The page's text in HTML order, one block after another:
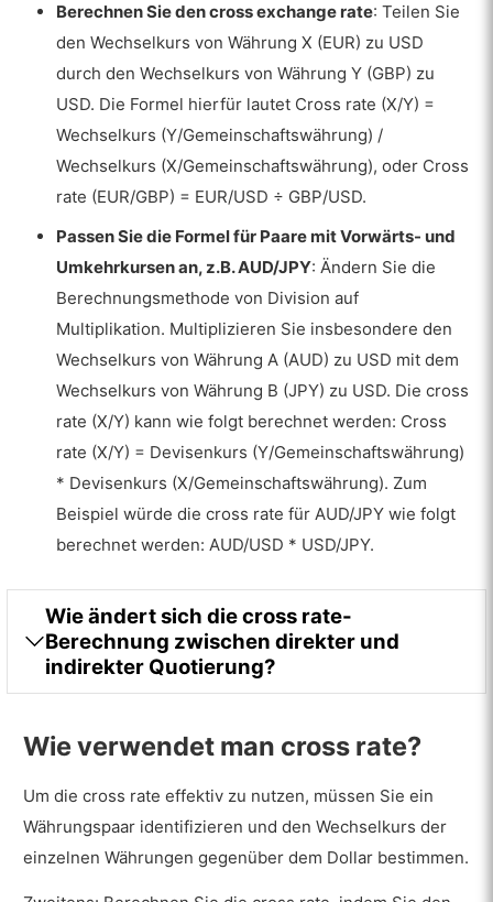
Berechnen Sie den cross exchange rate: Teilen Sie
den Wechselkurs von Währung X (EUR) zu USD
durch den Wechselkurs von Währung Y (GBP) zu
USD. Die Formel hierfür lautet Cross rate (X/Y) =
Wechselkurs (Y/Gemeinschaftswährung) /
Wechselkurs (X/Gemeinschaftswährung), oder Cross
rate (EUR/GBP) = EUR/USD ÷ GBP/USD.
Passen Sie die Formel für Paare mit Vorwärts- und
Umkehrkursen an, z.B. AUD/JPY: Ändern Sie die
Berechnungsmethode von Division auf
Multiplikation. Multiplizieren Sie insbesondere den
Wechselkurs von Währung A (AUD) zu USD mit dem
Wechselkurs von Währung B (JPY) zu USD. Die cross
rate (X/Y) kann wie folgt berechnet werden: Cross
rate (X/Y) = Devisenkurs (Y/Gemeinschaftswährung)
* Devisenkurs (X/Gemeinschaftswährung). Zum
Beispiel würde die cross rate für AUD/JPY wie folgt
berechnet werden: AUD/USD * USD/JPY.
Wie ändert sich die cross rate-
Berechnung zwischen direkter und
indirekter Quotierung?
Wie verwendet man cross rate?
Um die cross rate effektiv zu nutzen, müssen Sie ein
Währungspaar identifizieren und den Wechselkurs der
einzelnen Währungen gegenüber dem Dollar bestimmen.